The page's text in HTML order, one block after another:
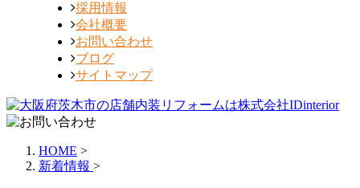
採用情報
会社概要
お問い合わせ
ブログ
サイトマップ
HOME >
新着情報 >